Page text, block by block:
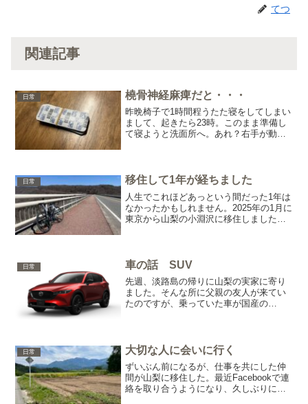
てつ
関連記事
日常 橈骨神経麻痺だと・・・
昨晩椅子で1時間程うたた寝をしてしまい
まして、起きたら23時。このまま準備し
て寝ようと洗面所へ。あれ？右手が動か
でも冷静になっ...
日常 移住して1年が経ちました
人生でこれほどあっという間だった1年は
なかったかもしれません。2025年の1月に
東京から山梨の小淵沢に移住しました。
が・・・その中で...
日常 車の話 SUV
先週、淡路島の帰りに山梨の実家に寄り
ました。そんな所に父親の友人が来てい
たのですが、乗っていた車が国産の
す。元車業界の人間として...
日常 大切な人に会いに行く
ずいぶん前になるが、仕事を共にした仲
間が山梨に移住した。最近Facebookで連
絡を取り合うようになり、久しぶりに会